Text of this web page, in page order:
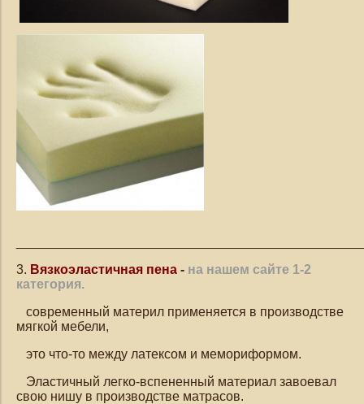
3. Вязкоэластичная пена - на нашем сайте 1-2
категория.
современный материл применяется в производстве
мягкой мебели,
это что-то между латексом и мемориформом.
Эластичный легко-вспененный материал завоевал
свою нишу в производстве матрасов.